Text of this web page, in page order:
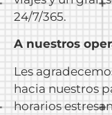
24/7/365.
A nuestros
Les
hacia nuestros
horarios